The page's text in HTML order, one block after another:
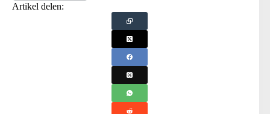
Artikel delen: